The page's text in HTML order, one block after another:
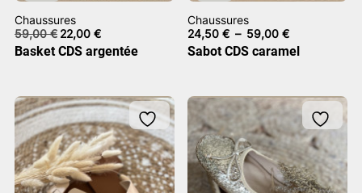
Chaussures
59,00€ Le
prix
initial
22,00 €Le
prix
actuel
Basket CDS argentée
Chaussures
24,50€ – 59,00€Plage
de
prix :
59,00 €
Sabot CDS caramel